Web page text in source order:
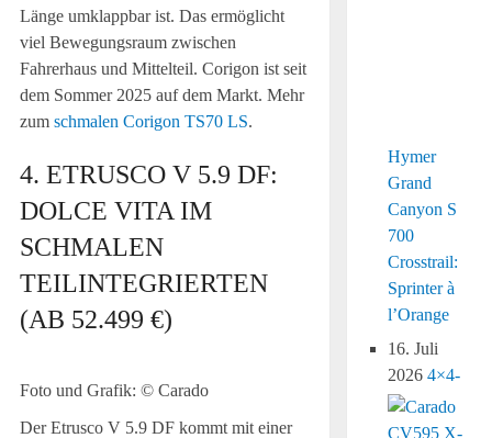
Länge umklappbar ist. Das ermöglicht
viel Bewegungsraum zwischen
Fahrerhaus und Mittelteil. Corigon ist seit
dem Sommer 2025 auf dem Markt. Mehr
zum schmalen Corigon TS70 LS.
4. ETRUSCO V 5.9 DF:
DOLCE VITA IM
SCHMALEN
TEILINTEGRIERTEN
(AB 52.499 €)
Foto und Grafik: © Carado
Der Etrusco V 5.9 DF kommt mit einer
Hymer
Grand
Canyon S
700
Crosstrail:
Sprinter à
l’Orange
16. Juli
20264×4-